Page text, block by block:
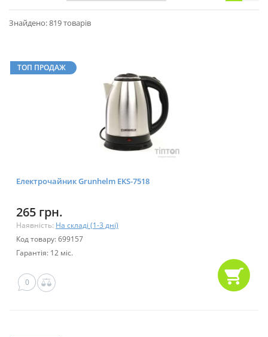
Знайдено: 819 товарів
ТОП ПРОДАЖ
Електрочайник Grunhelm EKS-7518
265 грн.
Наявність: На складі (1-3 дні)
Код товару: 699157
Гарантія: 12 міс.
0